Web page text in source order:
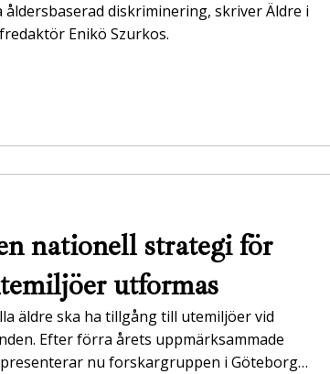
diskriminering, skriver Äldre i
Enikö Szurkos.
nationell strategi för
utformas
äldre ska ha tillgång till utemiljöer vid
Efter förra årets uppmärksammade
nu forskargruppen i Göteborg…